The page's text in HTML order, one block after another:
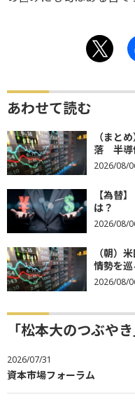
あわせて読む
（まと
落 半導
2026/08/
【為替
は？
2026/08/
（朝）
情勢を
2026/08/
「松本大のつぶや
2026/07/31
資本市場フォーラム